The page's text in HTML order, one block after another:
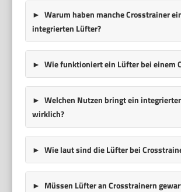
Warum haben manche Crosstrainer
integrierten Lüfter?
Wie funktioniert ein Lüfter bei einem
Welchen Nutzen bringt ein
wirklich?
Wie laut sind die Lüfter bei
Müssen Lüfter an Crosstrainern